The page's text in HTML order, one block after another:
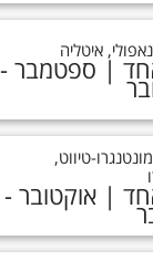
נאפולי, איטליה
| ספטמבר -
מונטנגרו-טיווט,
| אוקטובר -